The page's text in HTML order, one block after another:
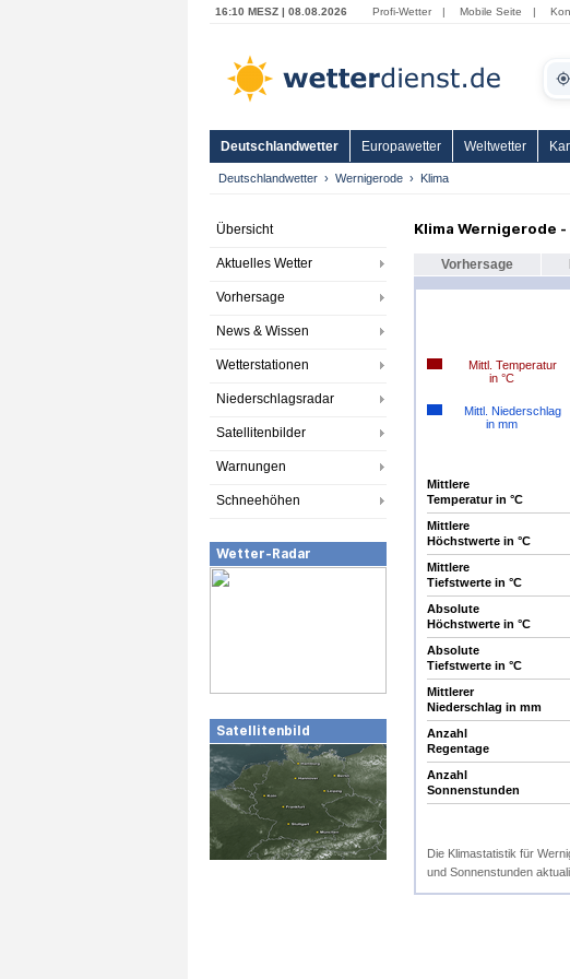
16:10 MESZ | 08.08.2026 Profi-Wetter | Mobile Seite |
Deutschlandwetter Europawetter Weltwetter
Deutschlandwetter Wernigerode Klima
Übersicht
Aktuelles Wetter
Vorhersage
News & Wissen
Wetterstationen
Niederschlagsradar
Satellitenbilder
Warnungen
Schneehöhen
Wetter-Radar
Satellitenbild
Klima Wernigerode
Vorhersage
Mittl. Temperatur
in °C
Mittl. Niederschlag
in mm
Mittlere
Temperatur in °C
Mittlere
Höchstwerte in °C
Mittlere
Tiefstwerte in °C
Absolute
Höchstwerte in °C
Absolute
Tiefstwerte in °C
Mittlerer
Niederschlag in mm
Anzahl
Regentage
Anzahl
Sonnenstunden
Die Klimastatistik für
und Sonnenstunden